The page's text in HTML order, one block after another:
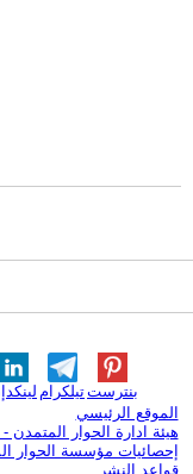
تيلكرامبنترست
الموقع الرئيسي
هيئة ادارة الحوار المتمدن -
إحصائيات مؤسسة الحوار
قواعد النشر